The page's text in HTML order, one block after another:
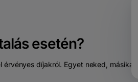
esetén?
díjakról. Egyet neked, másikat a